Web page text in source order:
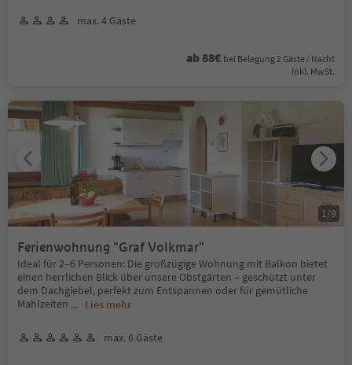
max. 4 Gäste
ab 88€ bei Belegung 2 Gäste / Nacht
Inkl. MwSt.
Ferienwohnung "Graf Volkmar"
Ideal für 2–6 Personen: Die großzügige Wohnung mit Balkon bietet
einen herrlichen Blick über unsere Obstgärten – geschützt unter
dem Dachgiebel, perfekt zum Entspannen oder für gemütliche
Mahlzeiten ... Lies mehr
max. 6 Gäste
1 /9